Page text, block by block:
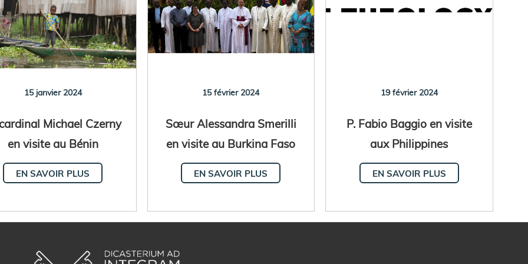
15 janvier 2024
Michael Czerny
en visite au Bénin
EN SAVOIR PLUS
15 février 2024
Sœur Alessandra Smerilli
en visite au Burkina Faso
EN SAVOIR PLUS
19 février 2024
P. Fabio Baggio en visite
aux Philippines
EN SAVOIR PLUS